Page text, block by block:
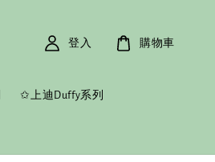
✩上迪Duffy系列
登入 購物車